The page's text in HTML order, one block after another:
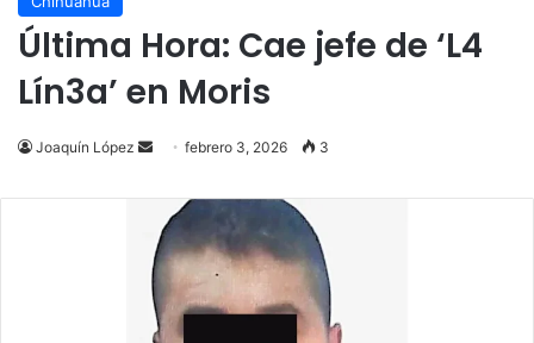
Última Hora: Cae jefe de ‘L4
Lín3a’ en Moris
Joaquín López
Send
email
febrero 3, 2026 3